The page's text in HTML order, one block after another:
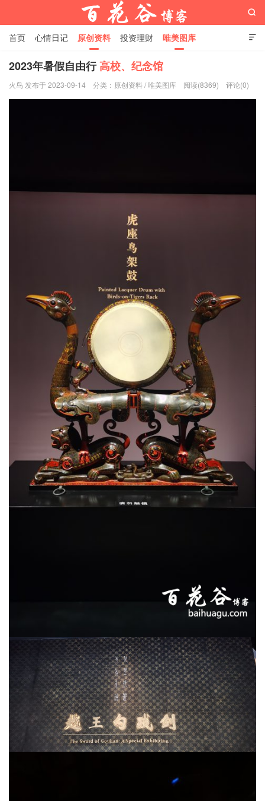
百花谷博客

首页 心情日记 原创资料 投资理财 唯美图库
影音视频 工作照片 Python代码

2023年暑假自由行高校、纪念馆
火鸟 发布于 2023-09-14 分类： 原创资料 /唯美图库 阅读(8369) 评论(0)